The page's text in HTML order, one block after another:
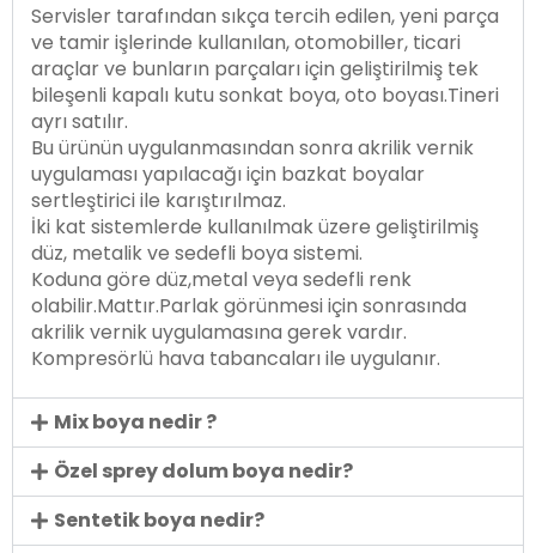
Servisler tarafından sıkça tercih edilen, yeni parça
ve tamir işlerinde kullanılan, otomobiller, ticari
araçlar ve bunların parçaları için geliştirilmiş tek
bileşenli kapalı kutu sonkat boya, oto boyası.Tineri
ayrı satılır.
Bu ürünün uygulanmasından sonra akrilik vernik
uygulaması yapılacağı için bazkat boyalar
sertleştirici ile karıştırılmaz.
İki kat sistemlerde kullanılmak üzere geliştirilmiş
düz, metalik ve sedefli boya sistemi.
Koduna göre düz,metal veya sedefli renk
olabilir.Mattır.Parlak görünmesi için sonrasında
akrilik vernik uygulamasına gerek vardır.
Kompresörlü hava tabancaları ile uygulanır.
Mix boya nedir ?
Özel sprey dolum boya nedir?
Sentetik boya nedir?